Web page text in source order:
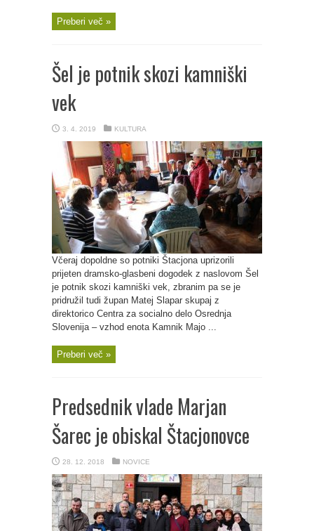
Preberi več »
Šel je potnik skozi kamniški
vek
3. 4. 2019 KULTURA
Včeraj dopoldne so potniki Štacjona uprizorili
prijeten dramsko-glasbeni dogodek z naslovom Šel
je potnik skozi kamniški vek, zbranim pa se je
pridružil tudi župan Matej Slapar skupaj z
direktorico Centra za socialno delo Osrednja
Slovenija – vzhod enota Kamnik Majo ...
Preberi več »
Predsednik vlade Marjan
Šarec je obiskal Štacjonovce
28. 12. 2018 NOVICE